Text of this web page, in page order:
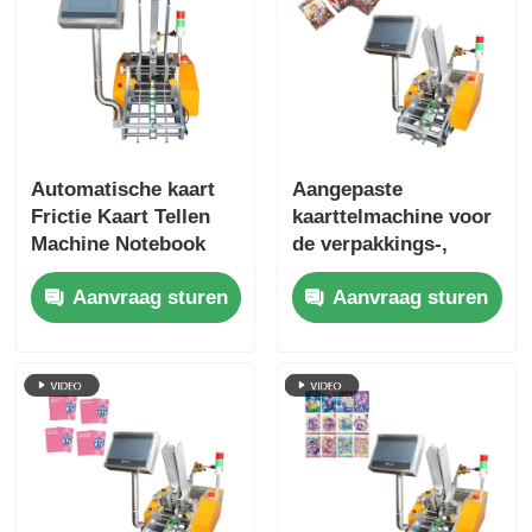
Materiaal
van roestvrij staal
Sleutelwoord
garantie kaart voedingsmachine
Soort onderneming
Chinese productie, fabriek
Automatische kaart
Frictie Kaart Tellen
Machine Notebook
Signatures Brochure
Voedingsmachine
Aanvraag sturen
Aangepaste
kaarttelmachine voor
de verpakkings-,
druk- en
elektronische
industrie
Aanvraag sturen